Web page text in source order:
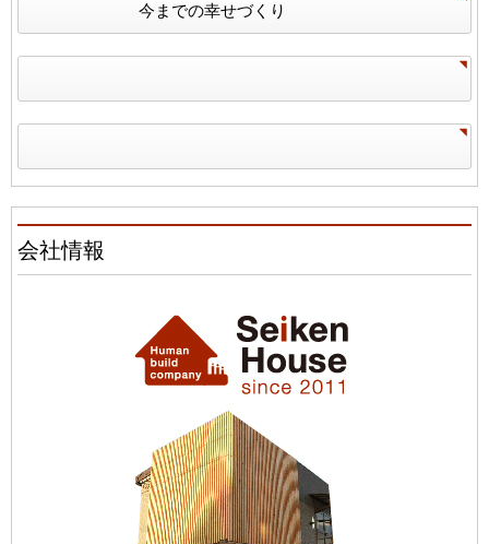
今までの幸せづくり
会社情報